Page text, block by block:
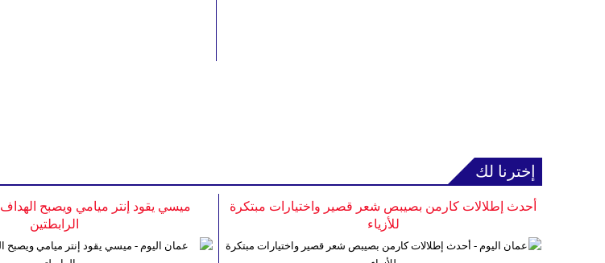
إخترنا لك
ميسي يقود إنتر ميامي ويصبح
الرابطتين
أحدث إطلالات كارمن بصيبص شعر قصير واختيارات مبتكرة
للأزياء